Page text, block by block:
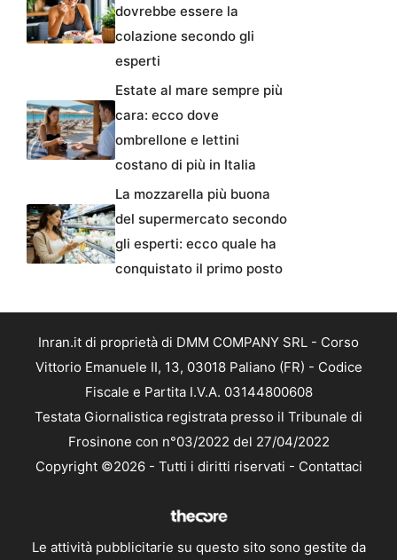
dovrebbe essere la
colazione secondo gli
esperti
Estate al mare sempre più
cara: ecco dove
ombrellone e lettini
costano di più in Italia
La mozzarella più buona
del supermercato secondo
gli esperti: ecco quale ha
conquistato il primo posto
Inran.it di proprietà di DMM COMPANY SRL - Corso
Vittorio Emanuele II, 13, 03018 Paliano (FR) - Codice
Fiscale e Partita I.V.A. 03144800608
Testata Giornalistica registrata presso il Tribunale di
Frosinone con n°03/2022 del 27/04/2022
Copyright ©2026 - Tutti i diritti riservati - Contattaci
Le attività pubblicitarie su questo sito sono gestite da